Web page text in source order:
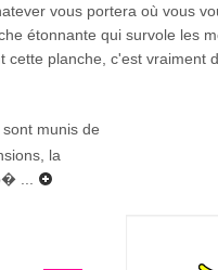
vous portera où vous
étonnante qui survole les
planche, c'est vraiment
munis de
la
...